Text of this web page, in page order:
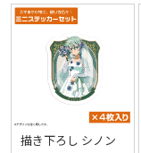
描き下ろし シノン